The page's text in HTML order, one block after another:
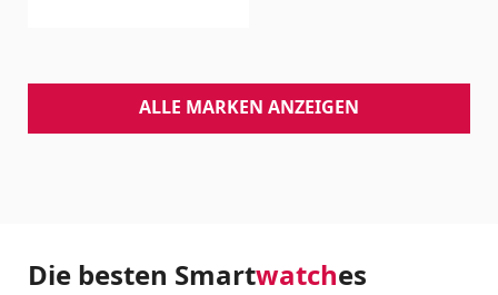
ALLE MARKEN ANZEIGEN
Die besten Smartwatches